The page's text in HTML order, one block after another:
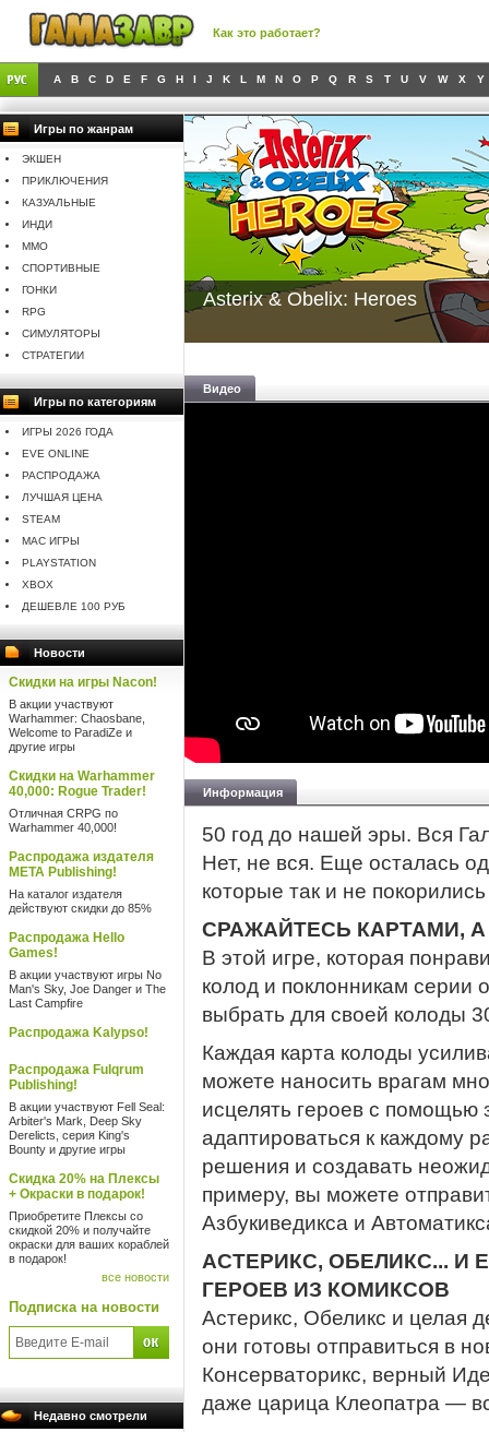
Как это работает?
A B C D E F G H I J K L M N O P Q R S T U V W X Y
Игры по жанрам
ЭКШЕН
ПРИКЛЮЧЕНИЯ
КАЗУАЛЬНЫЕ
ИНДИ
MMO
СПОРТИВНЫЕ
ГОНКИ
RPG
СИМУЛЯТОРЫ
СТРАТЕГИИ
Игры по категориям
ИГРЫ 2026 ГОДА
EVE ONLINE
РАСПРОДАЖА
ЛУЧШАЯ ЦЕНА
STEAM
MAC ИГРЫ
PLAYSTATION
XBOX
ДЕШЕВЛЕ 100 РУБ
Новости
Скидки на игры Nacon!
В акции участвуют
Warhammer: Chaosbane,
Welcome to ParadiZe и
другие игры
Скидки на Warhammer
40,000: Rogue Trader!
Отличная CRPG по
Warhammer 40,000!
Распродажа издателя
META Publishing!
На каталог издателя
действуют скидки до 85%
Распродажа Hello
Games!
В акции участвуют игры No
Man's Sky, Joe Danger и The
Last Campfire
Распродажа Kalypso!
Распродажа Fulqrum
Publishing!
В акции участвуют Fell Seal:
Arbiter's Mark, Deep Sky
Derelicts, серия King's
Bounty и другие игры
Скидка 20% на Плексы
+ Окраски в подарок!
Приобретите Плексы со
скидкой 20% и получайте
окраски для ваших кораблей
в подарок!
все новости
Подписка на новости
Недавно смотрели
Asterix & Obelix: Heroes
Видео
Информация
50 год до нашей эры. Вся
Нет, не вся. Еще осталась
которые так и не
СРАЖАЙТЕСЬ КАРТАМИ,
В этой игре, которая
колод и поклонникам серии
выбрать для своей колоды
Каждая карта колоды
можете наносить врагам
исцелять героев c помощью
адаптироваться к каждому
решения и создавать
примеру, вы можете
Азбукиведикса и
АСТЕРИКС, ОБЕЛИКС... И
ГЕРОЕВ ИЗ КОМИКСОВ
Астерикс, Обеликс и целая
они готовы отправиться в
Консерваторикс, верный
даже царица Клеопатра —